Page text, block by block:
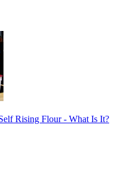
Rising Flour - What Is It?